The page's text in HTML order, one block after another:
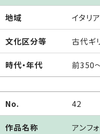
地域 イタリ
文化区分等 古代ギ
時代・年代 前350
No. 42
作品名称 アンフ